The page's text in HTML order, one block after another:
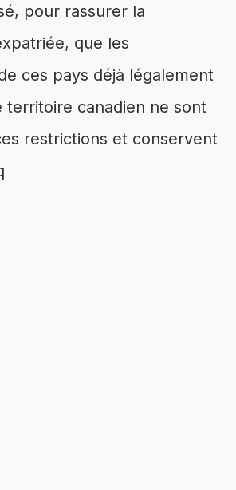
pour rassurer la
que les
ces pays déjà légalement
territoire canadien ne sont
restrictions et conservent